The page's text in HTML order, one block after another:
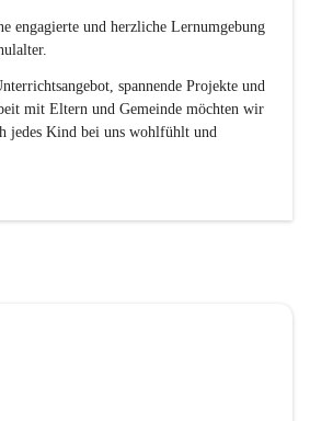
engagierte und herzliche Lernumgebung
spannende Projekte und
mit Eltern und Gemeinde möchten wir
jedes Kind bei uns wohlfühlt und